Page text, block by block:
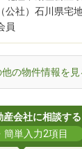
（公社）石川県宅
員
の物件情報を見
産会社に相談する
簡単入力2項目